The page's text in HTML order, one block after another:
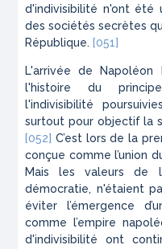
d'indivisibilité n'ont été
des sociétés secrètes
République. [051]
L'arrivée de Napoléon
l'histoire du
l'indivisibilité
surtout pour objectif la
[052] C’est lors de la
conçue comme l’union
Mais les valeurs de
démocratie, n'étaient
éviter l’émergence
comme l’empire
d'indivisibilité ont